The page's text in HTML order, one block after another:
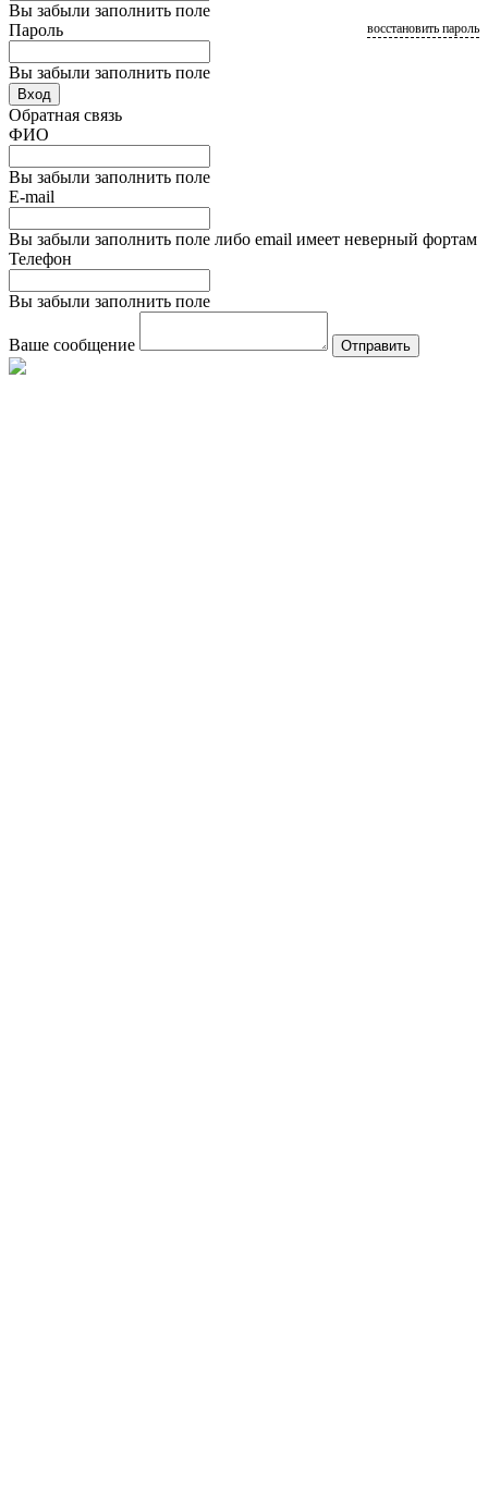
Вы забыли заполнить поле
Пароль
Вы забыли заполнить поле
восстановить пароль
Вход
Обратная связь
ФИО
Вы забыли заполнить поле
E-mail
Вы забыли заполнить поле либо email имеет неверный фортам
Телефон
Вы забыли заполнить поле
Ваше сообщение Отправить